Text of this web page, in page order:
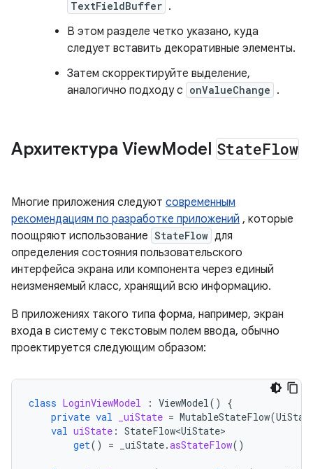
TextFieldBuffer .
В этом разделе четко указано, куда
следует вставить декоративные элементы.
Затем скорректируйте выделение,
аналогично подходу с onValueChange .
Архитектура ViewModel StateFlow
Многие приложения следуют современным
рекомендациям по разработке приложений , которые
поощряют использование StateFlow для
определения состояния пользовательского
интерфейса экрана или компонента через единый
неизменяемый класс, хранящий всю информацию.
В приложениях такого типа форма, например, экран
входа в систему с текстовым полем ввода, обычно
проектируется следующим образом:
class LoginViewModel : ViewModel()
{
private val _uiState = MutableStateFlow(
val uiState : StateFlow<UiState>
get() = _uiState.asStateFlow()